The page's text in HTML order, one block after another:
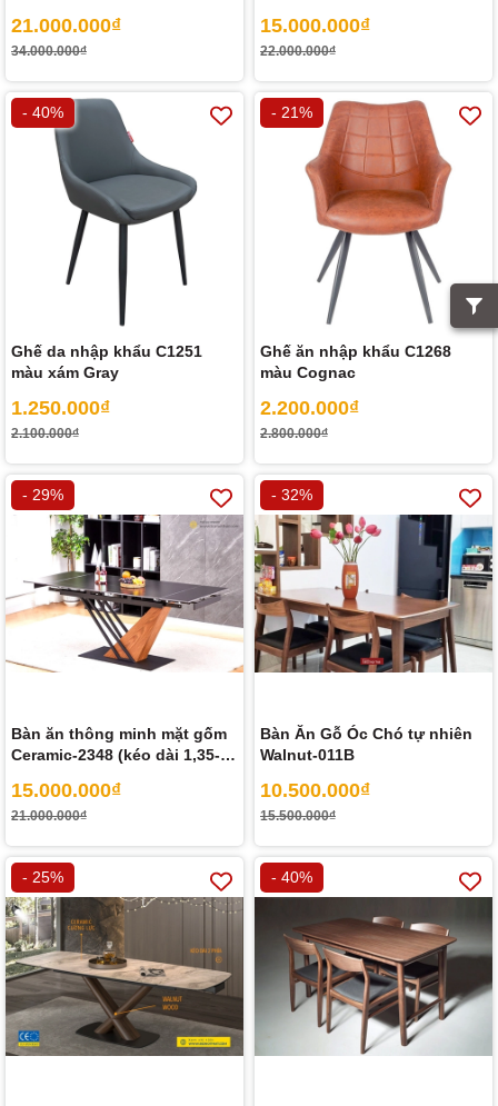
21.000.000₫
34.000.000₫
15.000.000₫
22.000.000₫
- 40%
Ghế da nhập khẩu C1251
màu xám Gray
1.250.000₫
2.100.000₫
- 21%
Ghế ăn nhập khẩu C1268
màu Cognac
2.200.000₫
2.800.000₫
- 29%
Bàn ăn thông minh mặt gốm
Ceramic-2348 (kéo dài 1,35-
15.000.000₫
21.000.000₫
- 32%
Bàn Ăn Gỗ Óc Chó tự nhiên
Walnut-011B
10.500.000₫
15.500.000₫
- 25% - 40%